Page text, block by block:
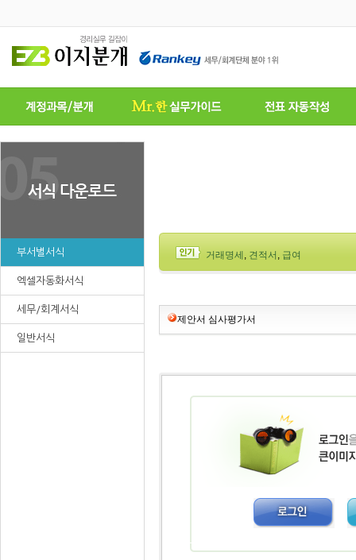
부서별서식
엑셀자동화서식
세무/회계서식
일반서식
거래명세 , 견적서 , 급여
제안서 심사평가서